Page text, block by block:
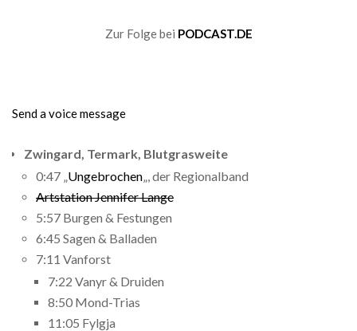
Zur Folge bei PODCAST.DE
Send a voice message
Zwingard, Termark, Blutgrasweite
0:47 „Ungebrochen„, der Regionalband
Artstation Jennifer Lange
5:57 Burgen & Festungen
6:45 Sagen & Balladen
7:11 Vanforst
7:22 Vanyr & Druiden
8:50 Mond-Trias
11:05 Fylgja